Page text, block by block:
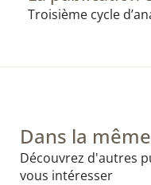
​Troisième cycle
Dans la
Découvrez d'autres
vous intéresser